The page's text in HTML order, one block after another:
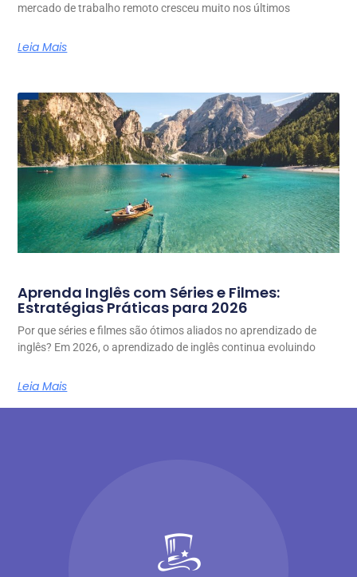
mercado de trabalho remoto cresceu muito nos últimos
Leia Mais
Aprenda Inglês com Séries e Filmes:
Estratégias Práticas para 2026
Por que séries e filmes são ótimos aliados no aprendizado de
inglês? Em 2026, o aprendizado de inglês continua evoluindo
Leia Mais